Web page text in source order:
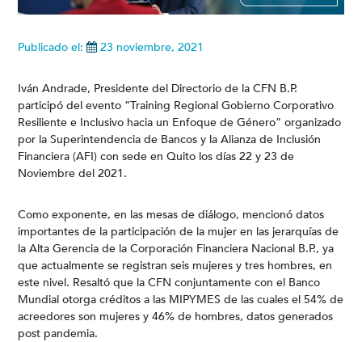
Publicado el: 23 noviembre, 2021
Iván Andrade, Presidente del Directorio de la CFN B.P.
participó del evento “Training Regional Gobierno Corporativo
Resiliente e Inclusivo hacia un Enfoque de Género” organizado
por la Superintendencia de Bancos y la Alianza de Inclusión
Financiera (AFI) con sede en Quito los días 22 y 23 de
Noviembre del 2021.
Como exponente, en las mesas de diálogo, mencionó datos
importantes de la participación de la mujer en las jerarquías de
la Alta Gerencia de la Corporación Financiera Nacional B.P., ya
que actualmente se registran seis mujeres y tres hombres, en
este nivel. Resaltó que la CFN conjuntamente con el Banco
Mundial otorga créditos a las MIPYMES de las cuales el 54% de
acreedores son mujeres y 46% de hombres, datos generados
post pandemia.